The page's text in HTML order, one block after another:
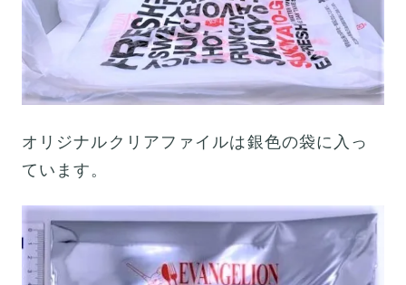
オリジナルクリアファイルは銀色の袋に入っ
ています。